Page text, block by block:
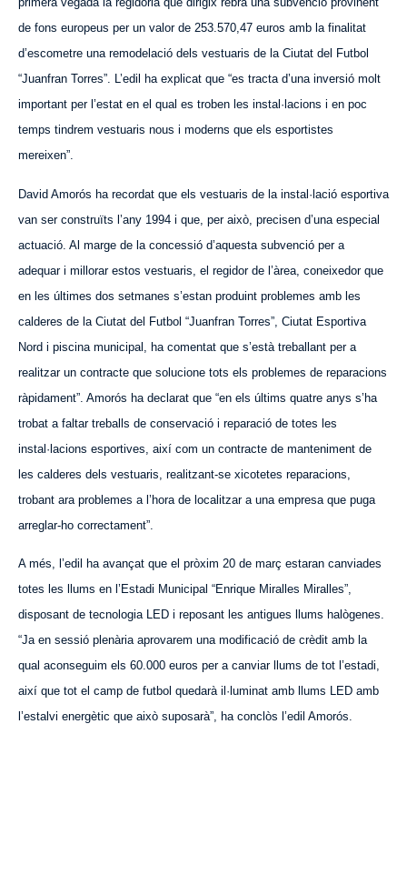
de fons europeus per un valor de 253.570,47 euros amb la finalitat
d’escometre una remodelació dels vestuaris de la Ciutat del Futbol
“Juanfran Torres”. L’edil ha explicat que “es tracta d’una inversió molt
important per l’estat en el qual es troben les instal·lacions i en poc
temps tindrem vestuaris nous i moderns que els esportistes
mereixen”.
David Amorós ha recordat que els vestuaris de la instal·lació esportiva
van ser construïts l’any 1994 i que, per això, precisen d’una especial
actuació. Al marge de la concessió d’aquesta subvenció per a
adequar i millorar estos vestuaris, el regidor de l’àrea, coneixedor que
en les últimes dos setmanes s’estan produint problemes amb les
calderes de la Ciutat del Futbol “Juanfran Torres”, Ciutat Esportiva
Nord i piscina municipal, ha comentat que s’està treballant per a
realitzar un contracte que solucione tots els problemes de reparacions
ràpidament”. Amorós ha declarat que “en els últims quatre anys s’ha
trobat a faltar treballs de conservació i reparació de totes les
instal·lacions esportives, així com un contracte de manteniment de
les calderes dels vestuaris, realitzant-se xicotetes reparacions,
trobant ara problemes a l’hora de localitzar a una empresa que puga
arreglar-ho correctament”.
A més, l’edil ha avançat que el pròxim 20 de març estaran canviades
totes les llums en l’Estadi Municipal “Enrique Miralles Miralles”,
disposant de tecnologia LED i reposant les antigues llums halògenes.
“Ja en sessió plenària aprovarem una modificació de crèdit amb la
qual aconseguim els 60.000 euros per a canviar llums de tot l’estadi,
així que tot el camp de futbol quedarà il·luminat amb llums LED amb
l’estalvi energètic que això suposarà”, ha conclòs l’edil Amorós.